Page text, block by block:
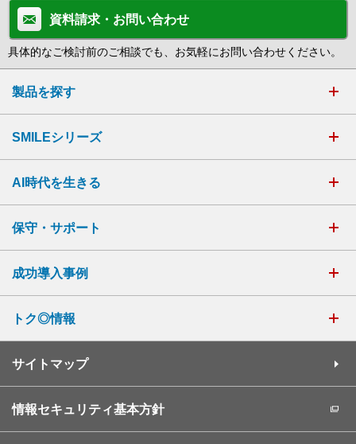
資料請求・お問い合わせ
具体的なご検討前のご相談でも、お気軽にお問い合わせください。
製品を探す
SMILEシリーズ
AI時代を生きる
保守・サポート
成功導入事例
トク◎情報
サイトマップ
情報セキュリティ基本方針